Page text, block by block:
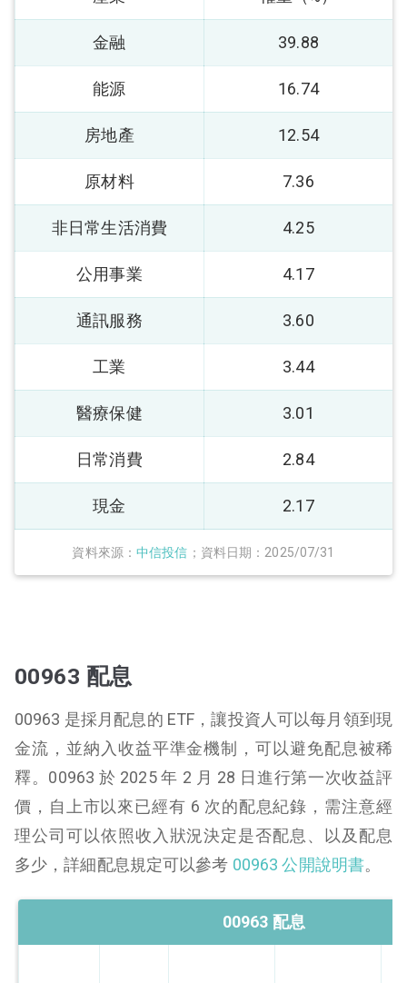
資料來源：中信投信 ；資料日期：2025/07/31
金融 39.88
能源 16.74
房地產 12.54
原材料 7.36
非日常生活消費 4.25
公用事業 4.17
通訊服務 3.60
工業 3.44
醫療保健 3.01
日常消費 2.84
現金 2.17
00963 配息
00963 是採月配息的 ETF，讓投資人可以每月領到現
金流，並納入收益平準金機制，可以避免配息被稀
釋。00963 於 2025 年 2 月 28 日進行第一次收益評
價，自上市以來已經有 6 次的配息紀錄，需注意經
理公司可以依照收入狀況決定是否配息、以及配息
多少，詳細配息規定可以參考 00963 公開說明書。
00963 配息